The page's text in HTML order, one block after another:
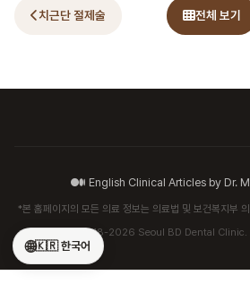
치근단 절제술 전체 보기
English Clinical Articles by Dr.
*본 홈페이지의 모든 의료 정보는 의료법 및 보건복지부
© 2018-2026 Seoul BD Dental Clinic.
🌐🇰🇷 한국어